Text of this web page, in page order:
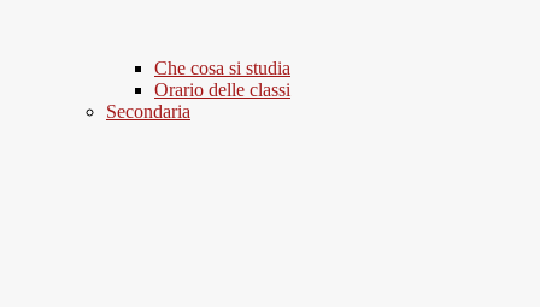
Che cosa si studia
Orario delle classi
Secondaria